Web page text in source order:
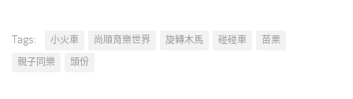
Tags: 小火車 尚順育樂世界 旋轉木馬 碰碰車
苗栗
親子同樂
頭份